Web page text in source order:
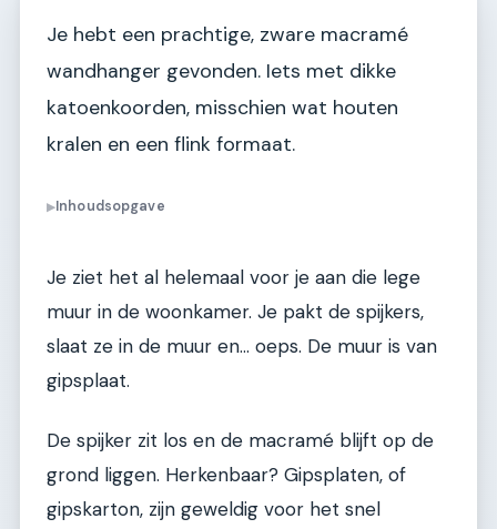
Je hebt een prachtige, zware macramé
wandhanger gevonden. Iets met dikke
katoenkoorden, misschien wat houten
kralen en een flink formaat.
▶Inhoudsopgave
Je ziet het al helemaal voor je aan die lege
muur in de woonkamer. Je pakt de spijkers,
slaat ze in de muur en… oeps. De muur is van
gipsplaat.
De spijker zit los en de macramé blijft op de
grond liggen. Herkenbaar? Gipsplaten, of
gipskarton, zijn geweldig voor het snel